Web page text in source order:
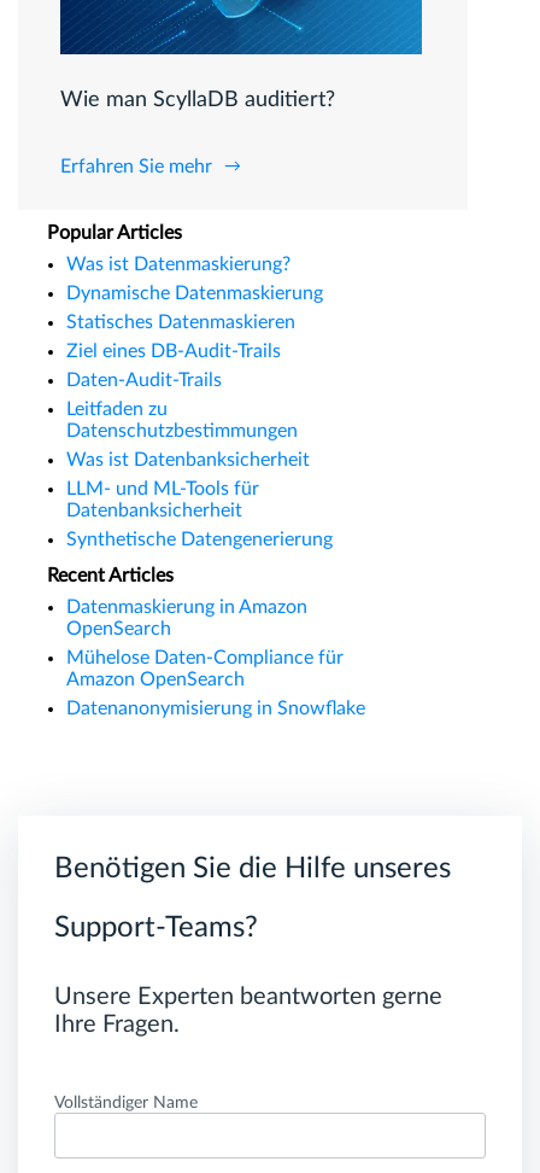
Wie man ScyllaDB auditiert?
Erfahren Sie mehr
Popular Articles
Was ist Datenmaskierung?
Dynamische Datenmaskierung
Statisches Datenmaskieren
Ziel eines DB-Audit-Trails
Daten-Audit-Trails
Leitfaden zu
Datenschutzbestimmungen
Was ist Datenbanksicherheit
LLM- und ML-Tools für
Datenbanksicherheit
Synthetische Datengenerierung
Recent Articles
Datenmaskierung in Amazon
OpenSearch
Mühelose Daten-Compliance für
Amazon OpenSearch
Datenanonymisierung in Snowflake
Benötigen Sie die Hilfe unseres
Support-Teams?
Unsere Experten beantworten gerne
Ihre Fragen.
Vollständiger Name